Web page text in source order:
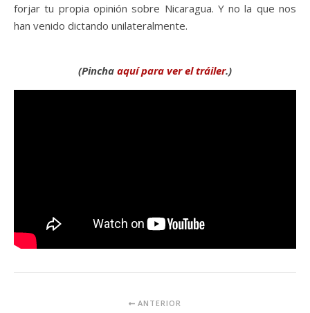
forjar tu propia opinión sobre Nicaragua. Y no la que nos
han venido dictando unilateralmente.
(Pincha aquí para ver el tráiler.)
ANTERIOR